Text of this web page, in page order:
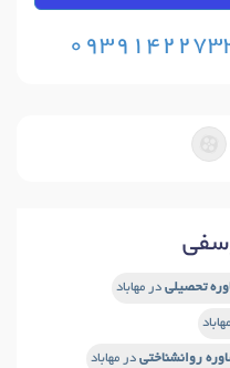
تحصیلی در مهاباد
روانشناختی در مهاباد